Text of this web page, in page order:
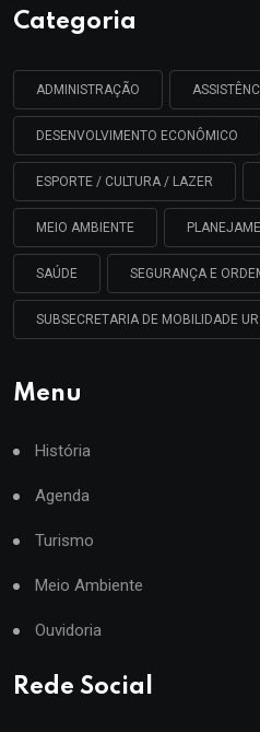
Categoria
ADMINISTRAÇÃO
DESENVOLVIMENTO ECONÔMICO
ESPORTE / CULTURA / LAZER
MEIO AMBIENTE
SAÚDE SEGURANÇA E
SUBSECRETARIA DE MOBILIDADE UR
Menu
História
Agenda
Turismo
Meio Ambiente
Ouvidoria
Rede Social